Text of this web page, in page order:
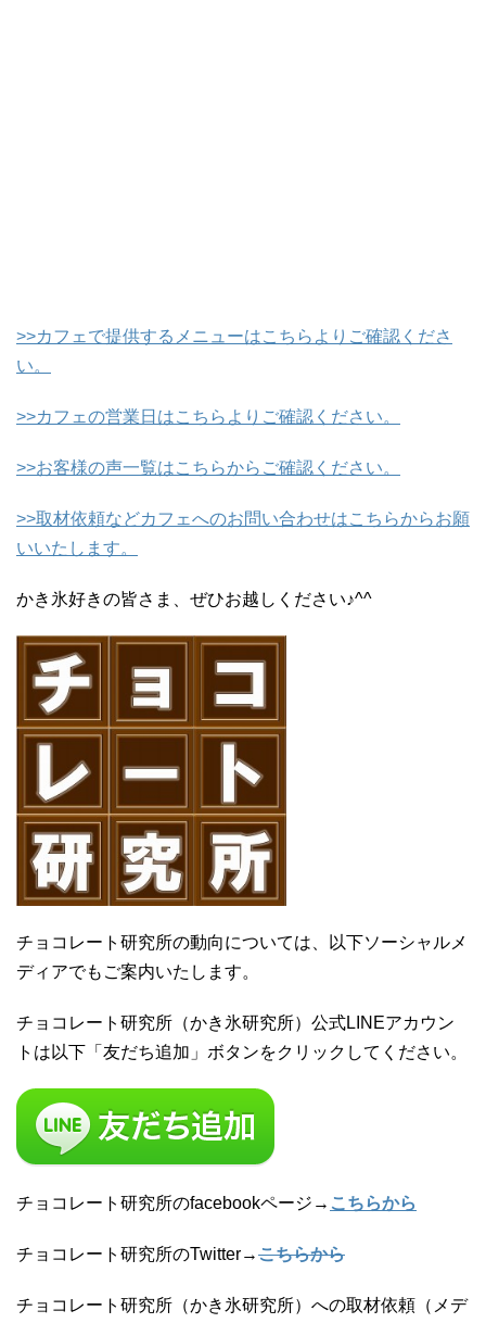
>>カフェで提供するメニューはこちらよりご確認くださ
い。
>>カフェの営業日はこちらよりご確認ください。
>>お客様の声一覧はこちらからご確認ください。
>>取材依頼などカフェへのお問い合わせはこちらからお願
いいたします。
かき氷好きの皆さま、ぜひお越しください♪^^
チョコレート研究所の動向については、以下ソーシャルメ
ディアでもご案内いたします。
チョコレート研究所（かき氷研究所）公式LINEアカウン
トは以下「友だち追加」ボタンをクリックしてください。
チョコレート研究所のfacebookページ→ こちらから
チョコレート研究所のTwitter→こちらから
チョコレート研究所（かき氷研究所）への取材依頼（メデ